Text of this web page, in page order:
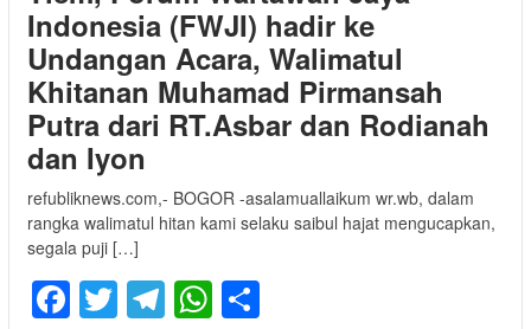
Indonesia (FWJI) hadir ke
Undangan Acara, Walimatul
Khitanan Muhamad Pirmansah
Putra dari RT.Asbar dan Rodianah
dan Iyon
refubliknews.com,- BOGOR -asalamuallaikum wr.wb, dalam
rangka walimatul hitan kami selaku saibul hajat mengucapkan,
segala puji […]
Facebook
Twitter
Telegram
WhatsApp